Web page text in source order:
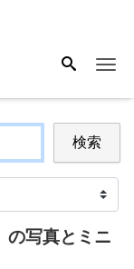
検索
の写真とミニ